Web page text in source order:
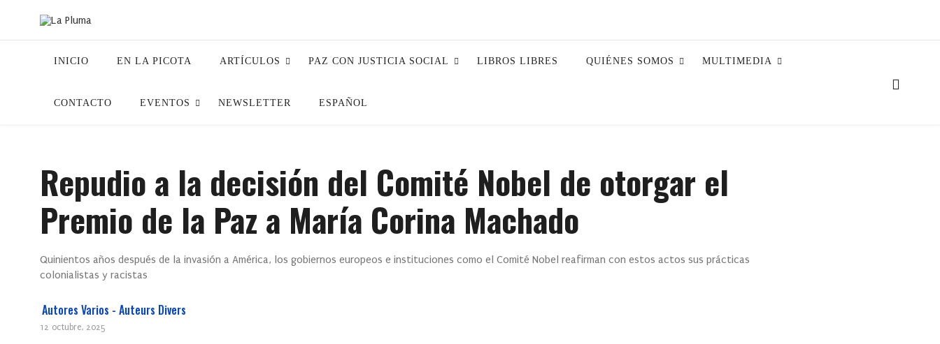
INICIO EN LA PICOTA ARTÍCULOS PAZ CON JUSTICIA SOCIAL LIBROS LIBRES QUIÉNES SOMOS MULTIMEDIA
CONTACTO EVENTOS NEWSLETTER ESPAÑOL
Repudio a la decisión del Comité Nobel de otorgar el
Premio de la Paz a María Corina Machado
Quinientos años después de la invasión a América, los gobiernos europeos e instituciones como el Comité Nobel reafirman con estos actos sus prácticas
colonialistas y racistas
Autores Varios - Auteurs Divers
12 octubre, 2025